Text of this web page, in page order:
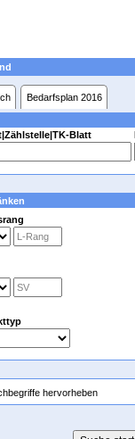
Bedarfsplan 2016
Blatt
hervorheben